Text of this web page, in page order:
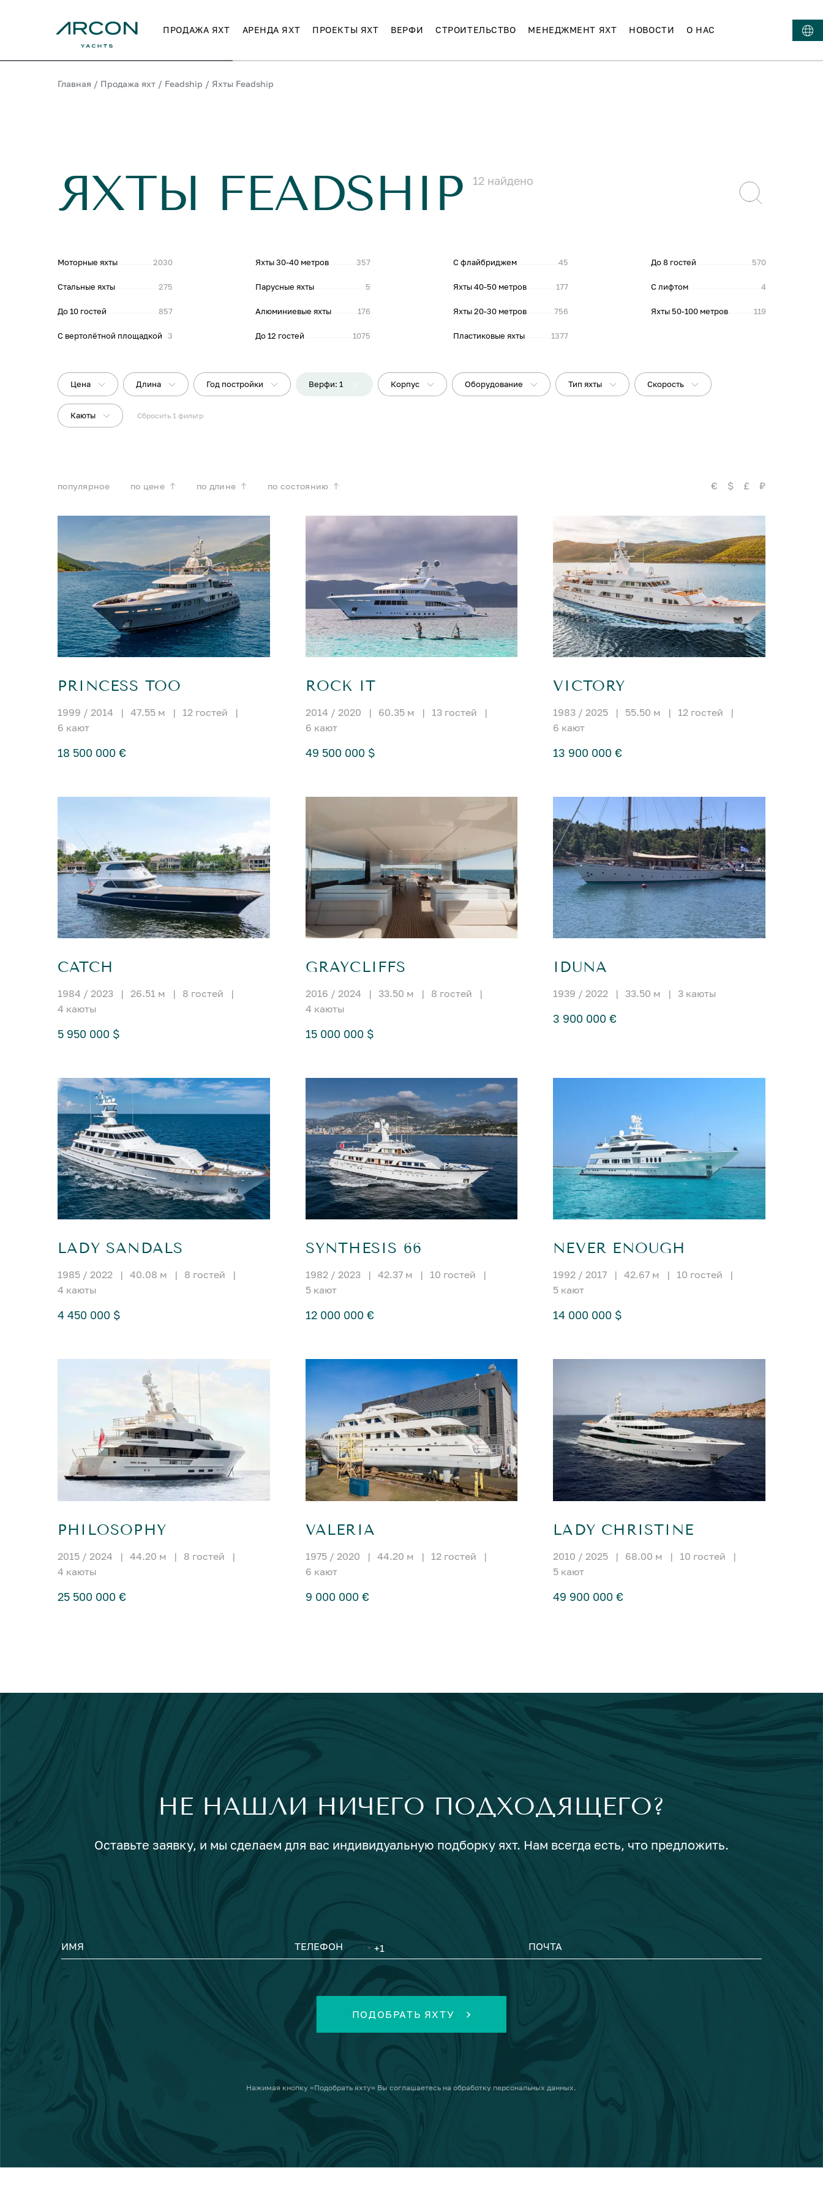
ПРОДАЖА ЯХТ АРЕНДА ЯХТ ПРОЕКТЫ ЯХТ ВЕРФИ СТРОИТЕЛЬСТВО МЕНЕДЖМЕНТ ЯХТ НОВОСТИ О НАС
Главная / Продажа яхт / Feadship / Яхты Feadship
ЯХТЫ FEADSHIP 12 найдено
Моторные яхты 2030 Яхты 30-40 метров 357 С флайбриджем 45 До 8 гостей 570
Стальные яхты 275 Парусные яхты 5 Яхты 40-50 метров 177 С лифтом 4
До 10 гостей 857 Алюминиевые яхты 176 Яхты 20-30 метров 756 Яхты 50-100 метров 119
С вертолётной площадкой 3 До 12 гостей 1075 Пластиковые яхты 1377
Цена Длина Год постройки Верфи: 1 Корпус Оборудование Тип яхты Скорость
Каюты Сбросить 1 фильтр
популярное по цене по длине по состоянию € $ £ ₽
PRINCESS TOO
1999 / 2014 | 47.55 м | 12 гостей
|
6 кают
18 500 000 €
ROCK IT
2014 / 2020 | 60.35 м | 13 гостей
|
6 кают
49 500 000 $
VICTORY
1983 / 2025 | 55.50 м | 12 гостей
|
6 кают
13 900 000 €
CATCH
1984 / 2023 | 26.51 м | 8 гостей
|
4 каюты
5 950 000 $
GRAYCLIFFS
2016 / 2024 | 33.50 м | 8 гостей
|
4 каюты
15 000 000 $
IDUNA
1939 / 2022 | 33.50 м | 3 каюты
3 900 000 €
LADY SANDALS
1985 / 2022 | 40.08 м | 8 гостей
|
4 каюты
4 450 000 $
SYNTHESIS 66
1982 / 2023 | 42.37 м | 10 гостей
|
5 кают
12 000 000 €
NEVER ENOUGH
1992 / 2017 | 42.67 м | 10 гостей
|
5 кают
14 000 000 $
PHILOSOPHY
2015 / 2024 | 44.20 м | 8 гостей
|
4 каюты
25 500 000 €
VALERIA
1975 / 2020 | 44.20 м | 12 гостей
|
6 кают
9 000 000 €
LADY CHRISTINE
2010 / 2025 | 68.00 м | 10 гостей
|
5 кают
49 900 000 €
НЕ НАШЛИ НИЧЕГО ПОДХОДЯЩЕГО?
Оставьте заявку, и мы сделаем для вас индивидуальную подборку яхт. Нам всегда есть, что предложить.
ИМЯ ТЕЛЕФОН ПОЧТА
ПОДОБРАТЬ ЯХТУ
Нажимая кнопку«Подобрать яхту» Вы соглашаетесь наобработку персональных данных.